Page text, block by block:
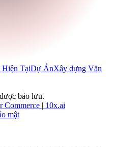
Hiện TạiDự ÁnXây dựng Văn
bảo lưu.
Commerce | 10x.ai
mật